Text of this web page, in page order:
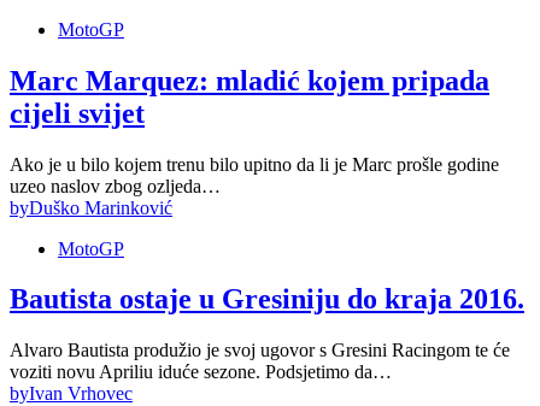
MotoGP
Marc Marquez: mladić kojem pripada
cijeli svijet
Ako je u bilo kojem trenu bilo upitno da li je Marc prošle godine
uzeo naslov zbog ozljeda…
byDuško Marinković
MotoGP
Bautista ostaje u Gresiniju do kraja 2016.
Alvaro Bautista produžio je svoj ugovor s Gresini Racingom te će
voziti novu Apriliu iduće sezone. Podsjetimo da…
byIvan Vrhovec